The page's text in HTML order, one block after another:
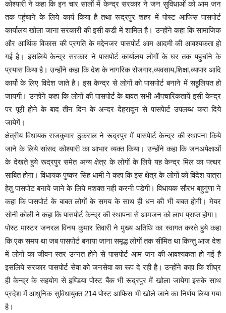
कोश्यारी ने कहा कि इन चार सालों में केन्द्र सरकार ने जन सुविधाओं को आम जन
तक पहुंचाने के लिये कार्य किया है तथा रूद्रपुर शहर में पोस्ट आफिस पासपोर्ट
कार्यालय खोला जाना सरकारी की इसी कडी में शामिल है। उन्होंने कहा कि सामाजिक
और आर्थिक विकास की प्रगति के मद्देनजर पासपोर्ट आम आदमी की आवश्यकता हो
गई है। इसलिये केन्द्र सरकार ने पासपोर्ट कार्यालय लोगों के घर तक पहुचांने के
प्रयास किया है। उन्होंने कहा कि देश के नागरिक रोजगार,व्यवसाय,शिक्षा,व्यापार आदि
कार्यो के लिए विदेश जाते है। इस केन्द्र से लोगों को पासपोर्ट बनाने में सहूलियत हो
जायगी। उन्होंने कहा कि लोगों की पासपोर्ट के बावत सभी औपचारिकतायें इसी केन्द्र
पर पूरी होने के बाद तीन दिन के अन्दर देहरादून से पासपेार्ट उपलब्ध करा दिये
जायेगें।
क्षेत्रीय विधायक राजकुमार ठुकराल ने रूद्रपुर में पासपेार्ट केन्द्र की स्थापना किये
जाने के लिये सांसद कोश्यारी का आभार व्यक्त किया। उन्होंने कहा कि जनअपेक्षाओं
के देखते हुये रूद्रपुर समेत अन्य क्षेत्र के लोगों के लिये यह केन्द्र मिल का पत्थर
साबित होगा। विधायक पुष्कर सिंह धामी ने कहा कि इस क्षेत्र के लोगों को विदेश यात्रा
हेतु पासपोट बनाये जाने के लिये मशक्त नही करनी पडेगी। विधायक सौरभ बहुगुणा ने
कहा कि पासपोर्ट के बाबत लोगों के समय के साथ ही धन की भी बचत होगी। मेयर
सोनी कोली ने कहा कि पासपोर्ट केन्द्र की स्थापना से आमजन को लाभ प्राप्त होगा।
पोस्ट मास्टर जनरल विनय कुमार तिवारी ने मुख्य अतिथि का स्वागत करते हुये कहा
कि एक समय था जब पासपोर्ट बनाया जाना समृद्ध लोगों तक सीमित था किन्तु आज देश
में लोगों का जीवन स्तर उन्नत होने से पासपोर्ट आम जन की आवश्यकता हो गई है
इसलिये सरकार पासपोर्ट सेवा को जनसेवा का रूप दे रही है। उन्होंने कहा कि शीघ्र
ही केन्द्र के सहयोग से इण्डिया पोस्ट बैंक भी रूद्रपुर में खोला जायेगा इसके साथ
प्रदेश में आधुनिक सुविधायुक्त 214 पोस्ट आफिस भी खोले जाने का निर्णय लिया गया
है।